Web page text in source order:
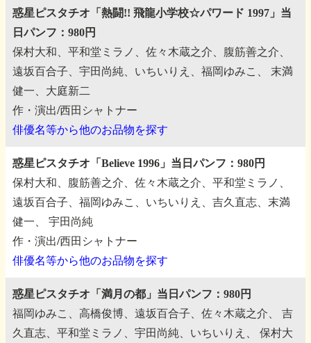
惑星ピスタチオ「熱闘!! 飛龍小学校☆パワード 1997」当
日パンフ：980円
保村大和、平和堂ミラノ、佐々木蔵之介、腹筋善之介、
遠坂百合子、宇田尚純、いちいりえ、福岡ゆみこ、
末満
健一、大庭新二
作・演出/西田シャトナー
俳優名等から他のお品物を探す
惑星ピスタチオ「Believe 1996」当日パンフ：980円
保村大和、腹筋善之介、佐々木蔵之介、平和堂ミラノ、
遠坂百合子、福岡ゆみこ、いちいりえ、吉久直志、末満
健一、
宇田尚純
作・演出/西田シャトナー
俳優名等から他のお品物を探す
惑星ピスタチオ「満月の都」当日パンフ：980円
福岡ゆみこ、高橋俊博、遠坂百合子、佐々木蔵之介、
吉
久直志、平和堂ミラノ、宇田尚純、いちいりえ、
保村大